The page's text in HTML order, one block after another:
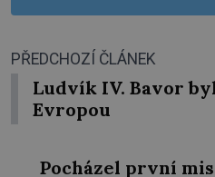
PŘEDCHOZÍ ČLÁNEK
Ludvík IV. Bavor
Evropou
Pocházel první